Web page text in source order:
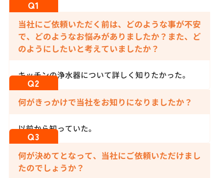
当社にご依頼いただく前は、どのような事が不安
で、どのようなお悩みがありましたか？また、ど
のようにしたいと考えていましたか？
キッチンの浄水器について詳しく知りたかった。
何がきっかけで当社をお知りになりましたか？
以前から知っていた。
何が決めてとなって、当社にご依頼いただけまし
たのでしょうか？